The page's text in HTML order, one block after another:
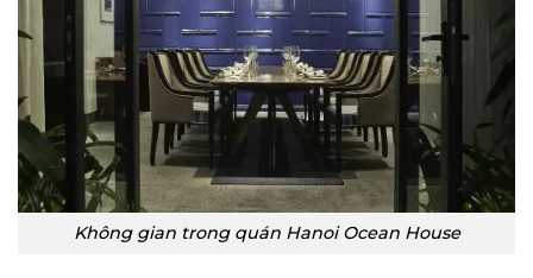
Không gian trong quán Hanoi Ocean House